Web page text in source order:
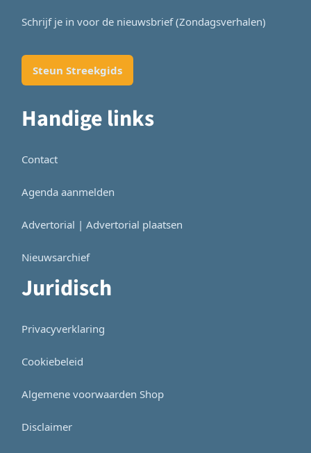
Schrijf je in voor de nieuwsbrief (Zondagsverhalen)
Steun Streekgids
Handige links
Contact
Agenda aanmelden
Advertorial | Advertorial plaatsen
Nieuwsarchief
Juridisch
Privacyverklaring
Cookiebeleid
Algemene voorwaarden Shop
Disclaimer